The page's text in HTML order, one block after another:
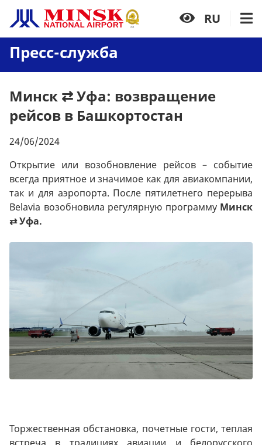
RU
Пресс-служба
Минск ⇄ Уфа: возвращение
рейсов в Башкортостан
24/06/2024
Открытие или возобновление рейсов – событие
всегда приятное и значимое как для авиакомпании,
так и для аэропорта. После пятилетнего перерыва
Belavia возобновила регулярную программу Минск
⇄ Уфа.
Торжественная обстановка, почетные гости, теплая